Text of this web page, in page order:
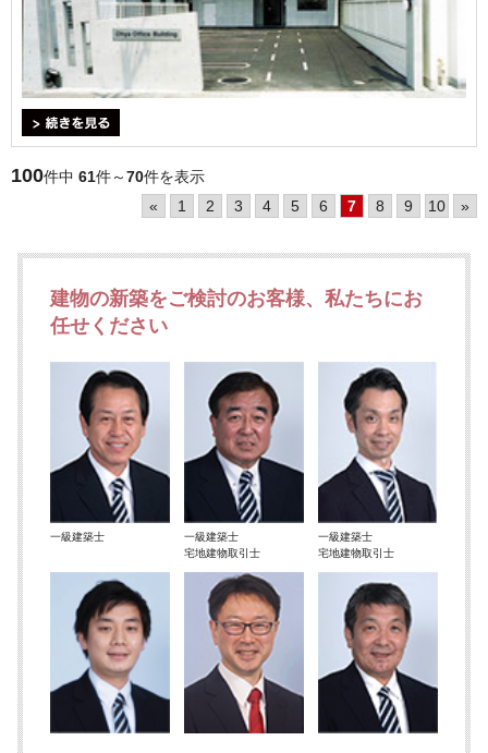
100件中 61件～70件を表示
«
1 2 3 4 5 6 7 8 9 10 »
建物の新築をご検討のお客様、私たちにお
任せください
一級建築士
一級建築士
宅地建物取引士
一級建築士
宅地建物取引士